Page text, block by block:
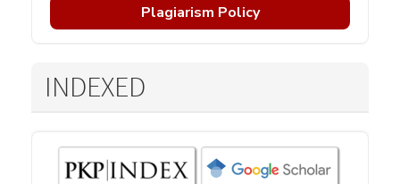
Plagiarism Policy
INDEXED